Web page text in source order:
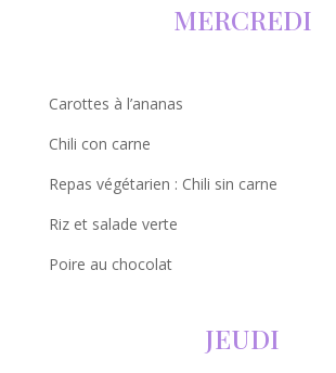
MERCREDI
Carottes à l’ananas
Chili con carne
Repas végétarien : Chili sin carne
Riz et salade verte
Poire au chocolat
JEUDI